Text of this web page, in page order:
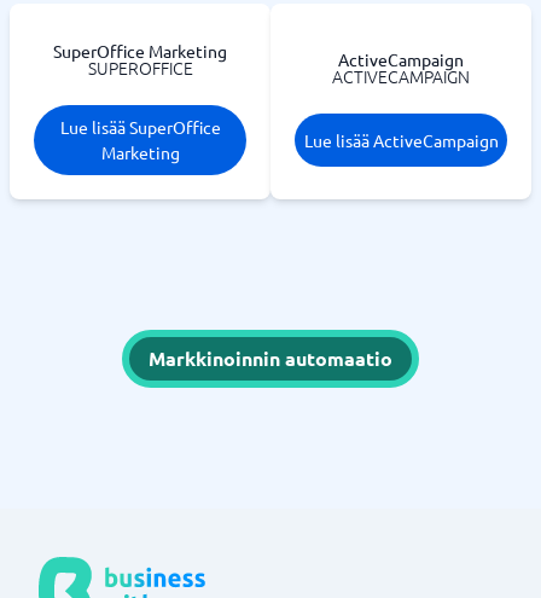
SuperOffice Marketing
SUPEROFFICE
Lue lisää SuperOffice
Marketing
ActiveCampaign
ACTIVECAMPAIGN
Lue lisää ActiveCampaign
Markkinoinnin automaatio